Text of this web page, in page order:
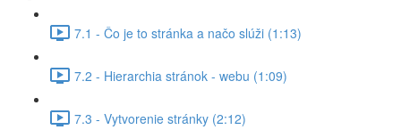
7.1 - Čo je to stránka a načo slúži (1:13)
7.2 - Hierarchia stránok - webu (1:09)
7.3 - Vytvorenie stránky (2:12)